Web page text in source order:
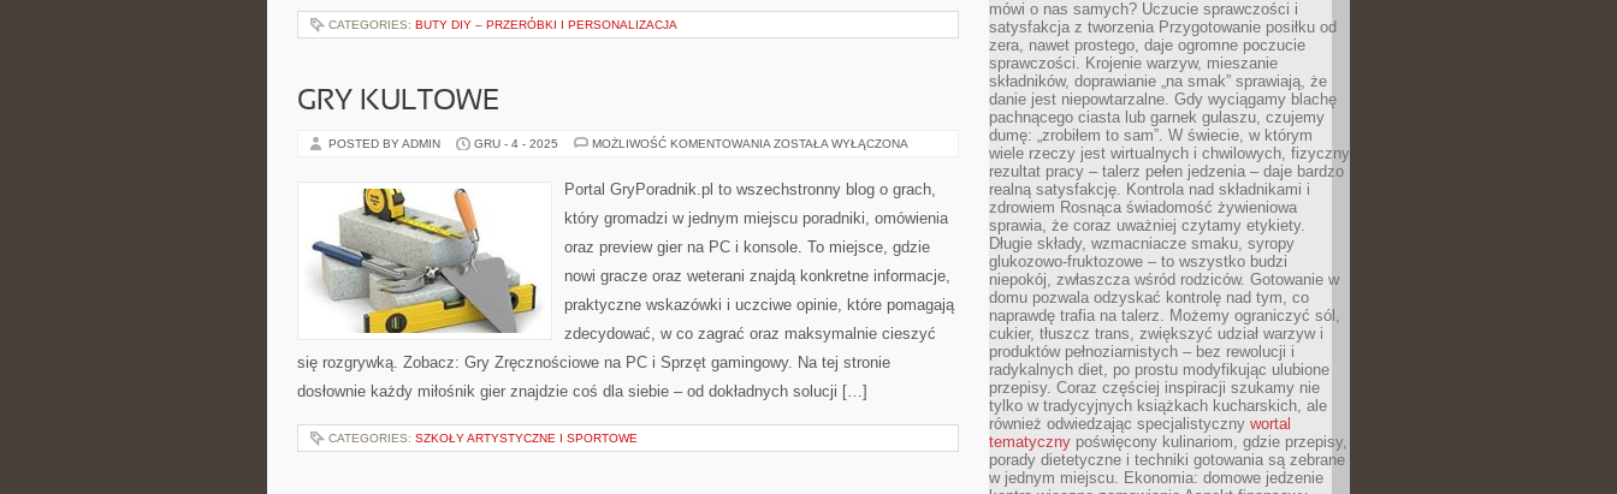
CATEGORIES: BUTY DIY – PRZERÓBKI I PERSONALIZACJA
GRY KULTOWE
POSTED BY ADMIN GRU - 4 - 2025 MOŻLIWOŚĆ KOMENTOWANIA GRY
ZOSTAŁA WYŁĄCZONA
Portal GryPoradnik.pl to wszechstronny blog o grach,
który gromadzi w jednym miejscu poradniki, omówienia
oraz preview gier na PC i konsole. To miejsce, gdzie
nowi gracze oraz weterani znajdą konkretne informacje,
praktyczne wskazówki i uczciwe opinie, które pomagają
zdecydować, w co zagrać oraz maksymalnie cieszyć
się rozgrywką. Zobacz: Gry Zręcznościowe na PC i Sprzęt gamingowy. Na tej stronie
dosłownie każdy miłośnik gier znajdzie coś dla siebie – od dokładnych solucji […]
CATEGORIES: SZKOŁY ARTYSTYCZNE I SPORTOWE
mówi o nas samych? Uczucie sprawczości i
satysfakcja z tworzenia Przygotowanie posiłku od
zera, nawet prostego, daje ogromne poczucie
sprawczości. Krojenie warzyw, mieszanie
składników, doprawianie „na smak” sprawiają, że
danie jest niepowtarzalne. Gdy wyciągamy blachę
pachnącego ciasta lub garnek gulaszu, czujemy
dumę: „zrobiłem to sam”. W świecie, w którym
wiele rzeczy jest wirtualnych i chwilowych, fizyczny
rezultat pracy – talerz pełen jedzenia – daje bardzo
realną satysfakcję. Kontrola nad składnikami i
zdrowiem Rosnąca świadomość żywieniowa
sprawia, że coraz uważniej czytamy etykiety.
Długie składy, wzmacniacze smaku, syropy
glukozowo-fruktozowe – to wszystko budzi
niepokój, zwłaszcza wśród rodziców. Gotowanie w
domu pozwala odzyskać kontrolę nad tym, co
naprawdę trafia na talerz. Możemy ograniczyć sól,
cukier, tłuszcz trans, zwiększyć udział warzyw i
produktów pełnoziarnistych – bez rewolucji i
radykalnych diet, po prostu modyfikując ulubione
przepisy. Coraz częściej inspiracji szukamy nie
tylko w tradycyjnych książkach kucharskich, ale
również odwiedzając specjalistyczny wortal
tematyczny poświęcony kulinariom, gdzie przepisy,
porady dietetyczne i techniki gotowania są zebrane
w jednym miejscu. Ekonomia: domowe jedzenie